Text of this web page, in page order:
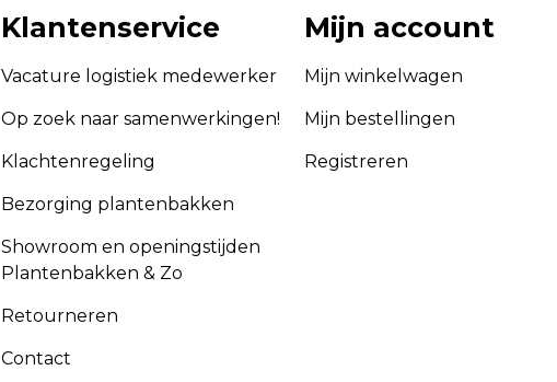
Klantenservice
Vacature logistiek medewerker
Op zoek naar samenwerkingen!
Klachtenregeling
Bezorging plantenbakken
Showroom en openingstijden
Plantenbakken & Zo
Retourneren
Contact
Mijn account
Mijn winkelwagen
Mijn bestellingen
Registreren